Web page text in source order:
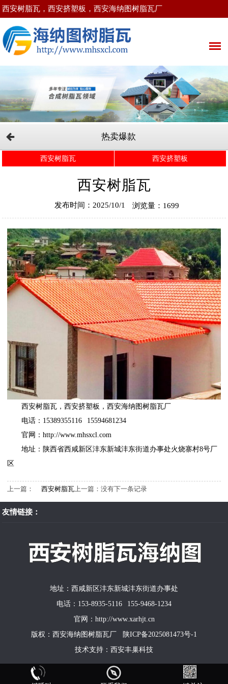
西安树脂瓦，西安挤塑板，西安海纳图树脂瓦厂
热卖爆款
西安树脂瓦 西安挤塑板
西安树脂瓦
发布时间：2025/10/1 浏览量：1699
西安树脂瓦 ，西安挤塑板 ，西安海纳图树脂瓦厂
电话：15389355116 15594681234
官网：http://www.mhsxcl.com
地址：陕西省西咸新区沣东新城沣东街道办事处火烧寨村8号厂
区
上一篇： 西安树脂瓦上一篇：没有下一条记录
友情链接：
地址：西咸新区沣东新城沣东街道办事处
电话：153-8935-5116 155-9468-1234
官网：http://www.xarhjt.cn
版权：西安海纳图树脂瓦厂
陕ICP备2025081473号-1
技术支持： 西安丰巢科技